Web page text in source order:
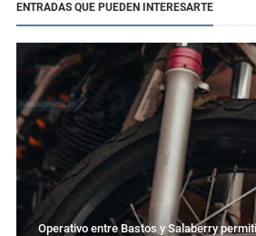
ENTRADAS QUE PUEDEN INTERESARTE
Operativo entre Bastos y Salaberry